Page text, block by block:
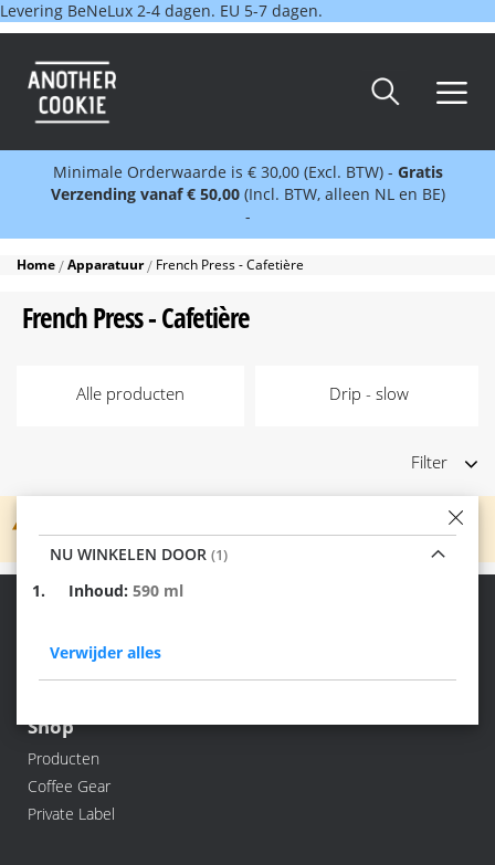
Levering BeNeLux 2-4 dagen. EU 5-7 dagen.
Minimale Orderwaarde is € 30,00 (Excl. BTW) - Gratis
Verzending vanaf € 50,00 (Incl. BTW, alleen NL en BE)
-
Home Apparatuur French Press - Cafetière
French Press - Cafetière
Alle producten Drip - slow
Filter
NU WINKELEN DOOR
Inhoud 590 ml
Verwijder
Verwijder alles
met de selectie.
Shop
Producten
Coffee Gear
Private Label